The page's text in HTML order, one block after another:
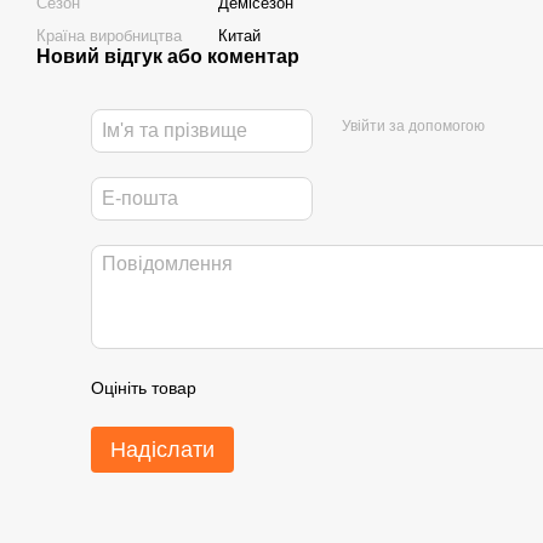
Країна виробництва
Китай
Новий відгук або коментар
Увійти за допомогою
Оцініть товар
Надіслати